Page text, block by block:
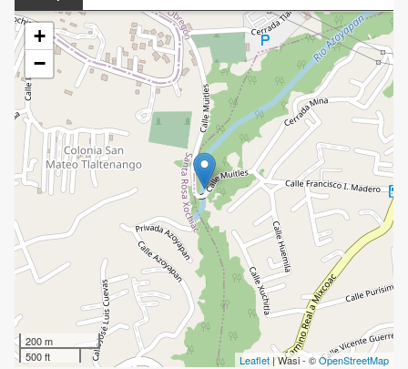
+
−
200 m
500 ft
Leaflet| Wasi - ©OpenStreetMap